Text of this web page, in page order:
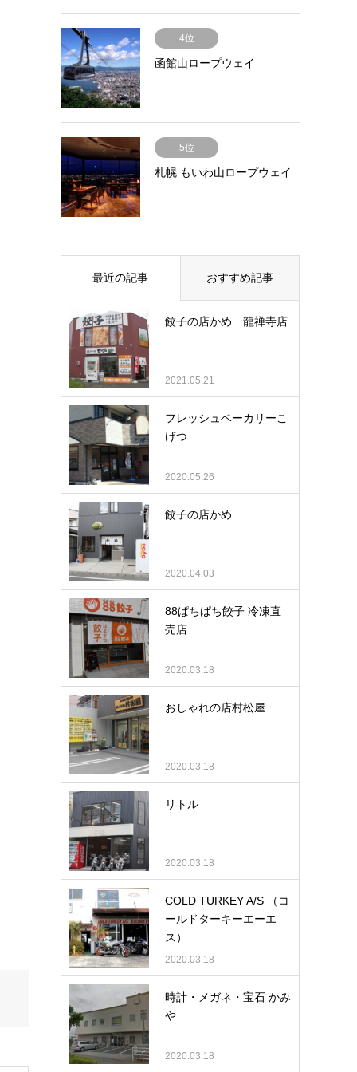
4位
函館山ロープウェイ
5位
札幌 もいわ山ロープウェイ
最近の記事 おすすめ記事
餃子の店かめ 龍禅寺店
2021.05.21
フレッシュベーカリーこ
げつ
2020.05.26
餃子の店かめ
2020.04.03
88ぱちぱち餃子 冷凍直
売店
2020.03.18
おしゃれの店村松屋
2020.03.18
リトル
2020.03.18
COLD TURKEY A/S （コ
ールドターキーエーエ
ス）
2020.03.18
時計・メガネ・宝石 かみ
や
2020.03.18